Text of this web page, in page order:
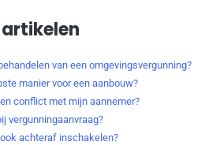
van een omgevingsvergunning?
manier voor een aanbouw?
conflict met mijn aannemer?
vergunningaanvraag?
achteraf inschakelen?